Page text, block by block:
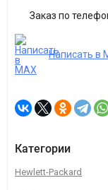
Заказ по
Написать в
Категории
Hewlett-Packard